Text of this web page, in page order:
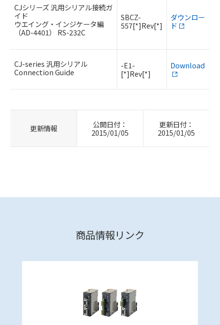
CJシリーズ 汎用シリアル接続ガ
イド
ウエイング・インジケータ編
（AD-4401） RS-232C
SBCZ-
557[*]Rev[*]
ダウンロー
ド
CJ-series 汎用シリアル
Connection Guide
-E1-
[*]Rev[*]
Download
更新情報
公開日付：
2015/01/05
更新日付：
2015/01/05
商品情報リンク